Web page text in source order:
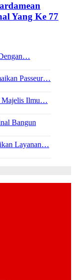
Yang Ke 77
Passeur…
Majelis Ilmu…
Bangun
Layanan…